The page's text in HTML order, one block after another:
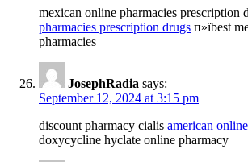
mexican online pharmacies prescription
pharmacies prescription drugs п»їbest
pharmacies
JosephRadia says:
September 12, 2024 at 3:15 pm
discount pharmacy cialis american
doxycycline hyclate online pharmacy